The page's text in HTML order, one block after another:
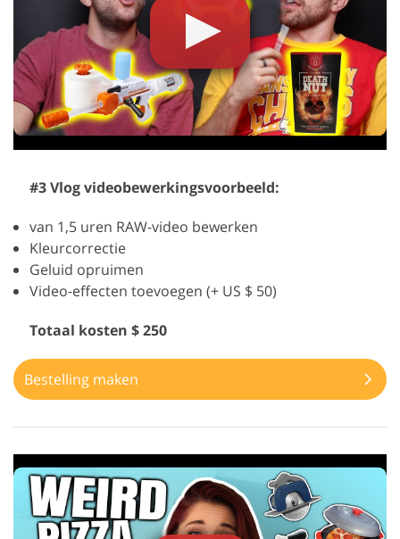
#3 Vlog videobewerkingsvoorbeeld:
van 1,5 uren RAW-video bewerken
Kleurcorrectie
Geluid opruimen
Video-effecten toevoegen (+ US $ 50)
Totaal kosten $ 250
Bestelling maken